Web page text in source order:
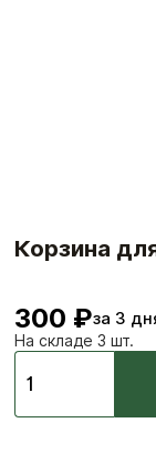
Корзина
300 ₽за 3
На складе 3 шт.